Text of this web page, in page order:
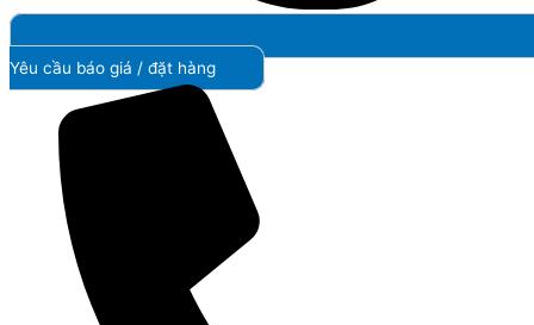
Yêu cầu báo giá / đặt hàng